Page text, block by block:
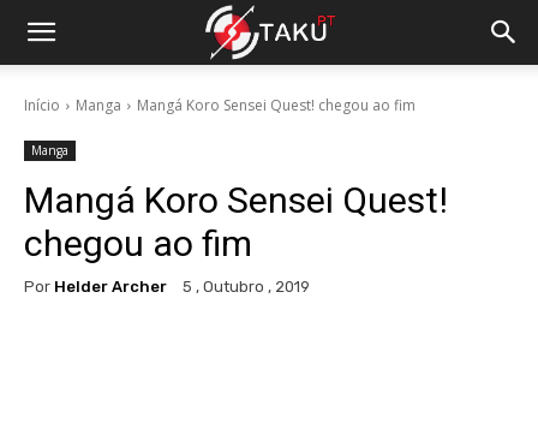
Início Manga Mangá Koro Sensei Quest! chegou ao fim
Manga
Mangá Koro Sensei Quest!
chegou ao fim
Por Helder Archer 5 , Outubro , 2019